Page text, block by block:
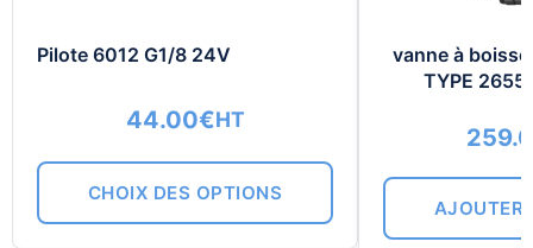
Pilote 6012 G1/8 24V
44.00€HT
CHOIX DES OPTIONS
sur
la
page
du
vanne à
TYPE 2655
AJOUTER